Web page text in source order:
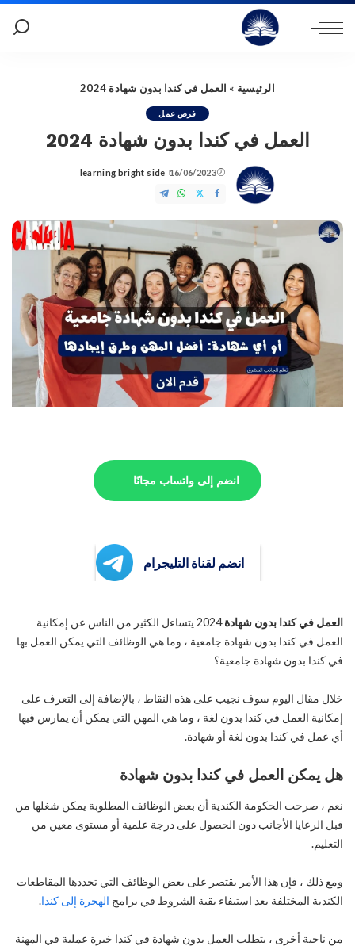
الرئيسية » العمل في كندا بدون شهادة 2024
فرص عمل
العمل في كندا بدون شهادة 2024
16/06/2023
Posted
by
learning bright side
انضم إلى واتساب مجانًا
انضم لقناة التليجرام
العمل في كندا بدون شهادة
2024 يتساءل الكثير من الناس عن إمكانية
العمل في كندا بدون شهادة جامعية ، وما هي الوظائف التي يمكن العمل بها
في كندا بدون شهادة جامعية؟
خلال مقال اليوم سوف نجيب على هذه النقاط ، بالإضافة إلى التعرف على
إمكانية العمل في كندا بدون لغة ، وما هي المهن التي يمكن أن يمارس فيها
أي عمل في كندا بدون لغة أو شهادة.
هل يمكن العمل في كندا بدون شهادة
نعم ، صرحت الحكومة الكندية أن بعض الوظائف المطلوبة يمكن شغلها من
قبل الرعايا الأجانب دون الحصول على درجة علمية أو مستوى معين من
التعليم.
ومع ذلك ، فإن هذا الأمر يقتصر على بعض الوظائف التي تحددها المقاطعات
الكندية المختلفة بعد استيفاء بقية الشروط في برامج الهجرة إلى كندا.
من ناحية أخرى ، يتطلب العمل بدون شهادة في كندا خبرة عملية في المهنة